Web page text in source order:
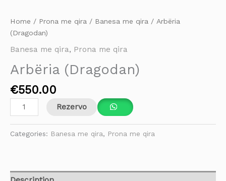
Home / Prona me qira / Banesa me qira / Arbëria
(Dragodan)
Banesa me qira, Prona me qira
Arbëria (Dragodan)
€550.00
Rezervo
Categories: Banesa me qira, Prona me qira